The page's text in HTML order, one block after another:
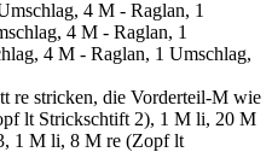
4 M - Raglan, 1
4 M - Raglan, 1
4 M - Raglan, 1 Umschlag,
re stricken, die Vorderteil-M wie
lt Strickschtift 2), 1 M li, 20 M
1 M li, 8 M re (Zopf lt